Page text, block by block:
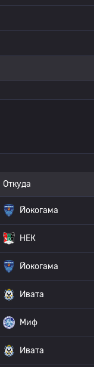
Откуда
Йокогама
НЕК
Йокогама
Ивата
Миф
Ивата